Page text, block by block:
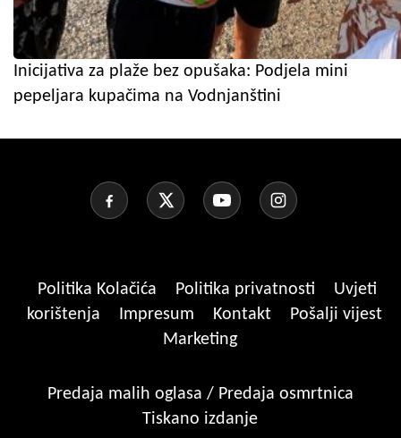
Inicijativa za plaže bez opušaka: Podjela mini
pepeljara kupačima na Vodnjanštini
Politika Kolačića Politika privatnosti
Uvjeti
korištenja
Impresum Kontakt
Pošalji vijest
Marketing
Predaja malih oglasa / Predaja osmrtnica
Tiskano izdanje